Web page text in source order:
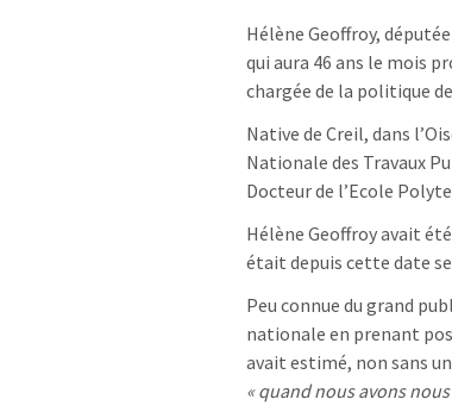
Hélène Geoffroy,
qui aura 46 ans le mois
chargée de la politique
Native de Creil, dans
Nationale des Travaux
Docteur de l’Ecole
Hélène Geoffroy avait
était depuis cette date
Peu connue du grand
nationale en prenant
avait estimé, non sans
« quand nous avons